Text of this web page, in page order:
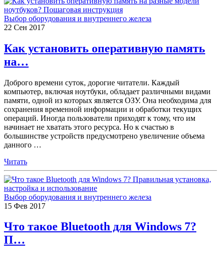
Выбор оборудования и внутреннего железа
22 Сен 2017
Как установить оперативную память
на…
Доброго времени суток, дорогие читатели. Каждый
компьютер, включая ноутбуки, обладает различными видами
памяти, одной из которых является ОЗУ. Она необходима для
сохранения временной информации и обработки текущих
операций. Иногда пользователи приходят к тому, что им
начинает не хватать этого ресурса. Но к счастью в
большинстве устройств предусмотрено увеличение объема
данного …
Читать
Выбор оборудования и внутреннего железа
15 Фев 2017
Что такое Bluetooth для Windows 7?
П…